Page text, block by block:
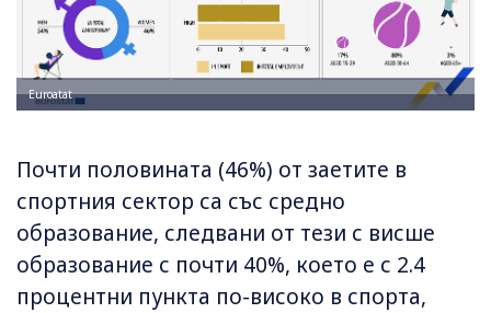
Euroatat
Почти половината (46%) от заетите в
спортния сектор са със средно
образование, следвани от тези с висше
образование с почти 40%, което е с 2.4
процентни пункта по-високо в спорта,